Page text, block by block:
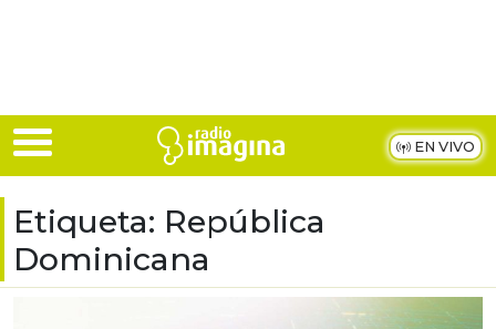
EN VIVO
Etiqueta: República
Dominicana